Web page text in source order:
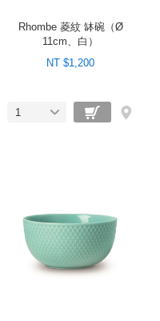
Rhombe 菱紋 缽碗（Ø
11cm、白）
NT $1,200
1